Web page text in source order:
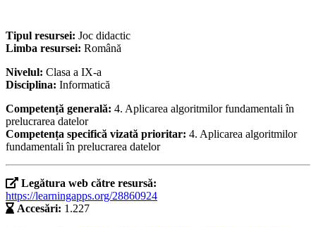
Tipul resursei: Joc didactic
Limba resursei: Română
Nivelul: Clasa a IX-a
Disciplina: Informatică
Competență generală: 4. Aplicarea algoritmilor fundamentali în
prelucrarea datelor
Competența specifică vizată prioritar: 4. Aplicarea algoritmilor
fundamentali în prelucrarea datelor
Legătura web către resursă:
https://learningapps.org/28860924
Accesări: 1.227